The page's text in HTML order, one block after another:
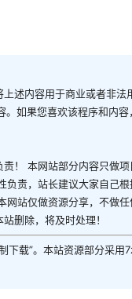
述内容用于商业或者非
如果您喜欢该程序和内
！ 本网站部分内容只做
责，站长建议大家自己
站仅做资源分享，不做
删除，将及时处理！
下载”。本站资源部分采